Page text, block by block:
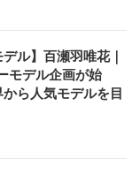
ル】百瀬羽唯花｜
モデル企画が始
ら人気モデルを目